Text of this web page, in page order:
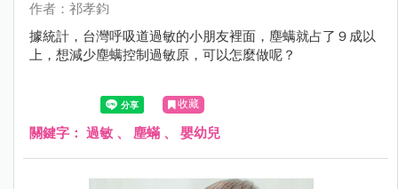
作者：祁孝鈞
據統計，台灣呼吸道過敏的小朋友裡面，塵螨就占了９成以
上，想減少塵螨控制過敏原，可以怎麼做呢？
收藏
關鍵字： 過敏 、 塵蟎 、 嬰幼兒